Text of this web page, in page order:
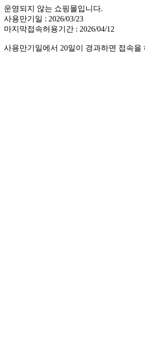
운영되지 않는 쇼핑몰입니다.
사용만기일 : 2026/03/23
마지막접속허용기간 : 2026/04/12
사용만기일에서 20일이 경과하면 접속을